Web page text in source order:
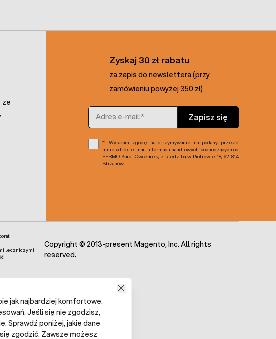
ze
Zyskaj 30 zł rabatu
za zapis do newslettera (przy
zamówieniu powyżej 350 zł)
Adres e-mail
Zapisz się
Wyrażam zgodę na otrzymywanie na podany przeze
mnie adres e-mail informacji handlowych pochodzących od
FERMO Karol Owczarek, z siedzibą w Piotrowie 18, 62-814
Blizanów.
leczniczymi
Copyright © 2013-present Magento, Inc. All rights
reserved.
jak najbardziej komfortowe.
Jeśli się nie zgodzisz,
Sprawdź poniżej, jakie dane
zgodzić. Zawsze możesz